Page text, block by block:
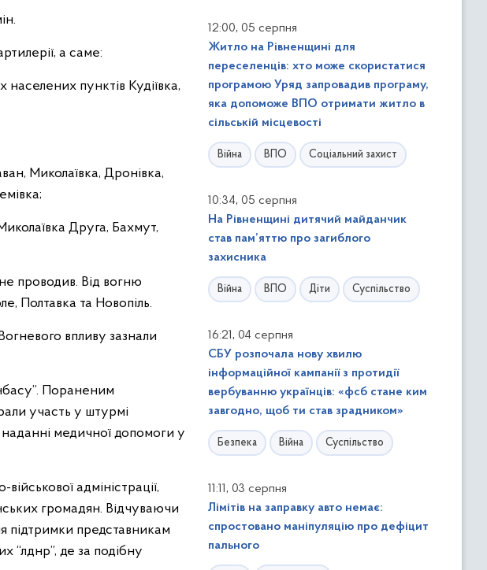
а саме:
пунктів Кудіївка,
Миколаївка, Дронівка,
Друга, Бахмут,
проводив. Від вогню
Полтавка та Новопіль.
впливу зазнали
Пораненим
участь у штурмі
наданні медичної допомоги у
адміністрації,
громадян. Відчуваючи
підтримки представникам
“лднр”, де за подібну
12:00, 05 серпня
Житло на Рівненщині для
переселенців: хто може скористатися
програмою Уряд запровадив програму,
яка допоможе ВПО отримати житло в
сільській місцевості
Війна ВПО Соціальний захист
10:34, 05 серпня
На Рівненщині дитячий майданчик
став пам’яттю про загиблого
захисника
Війна ВПО Діти Суспільство
16:21, 04 серпня
СБУ розпочала нову хвилю
інформаційної кампанії з протидії
вербуванню українців: «фсб стане ким
завгодно, щоб ти став зрадником»
Безпека Війна Суспільство
11:11, 03 серпня
Лімітів на заправку авто немає:
спростовано маніпуляцію про дефіцит
пального